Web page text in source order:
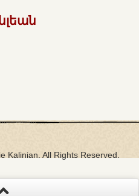
Kalinian. All Rights Reserved.